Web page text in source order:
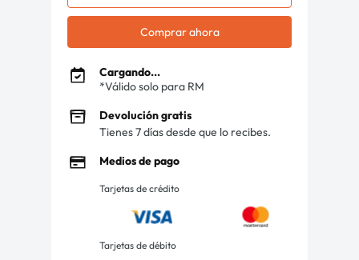
Comprar ahora
Cargando...
*Válido solo para RM
Devolución gratis
Tienes 7 días desde que lo recibes.
Medios de pago
Tarjetas de crédito
Tarjetas de débito